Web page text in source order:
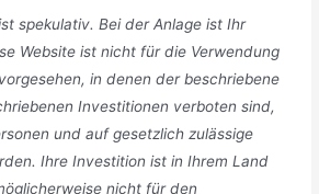
spekulativ. Bei der Anlage ist Ihr
Website ist nicht für die Verwendung
in denen der beschriebene
Investitionen verboten sind,
und auf gesetzlich zulässige
Ihre Investition ist in Ihrem Land
nicht für den